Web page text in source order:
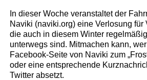
In dieser Woche veranstaltet der
Naviki (naviki.org) eine Verlosung für
die auch in diesem Winter
unterwegs sind. Mitmachen kann,
Facebook-Seite von Naviki zum
oder eine entsprechende
Twitter absetzt.